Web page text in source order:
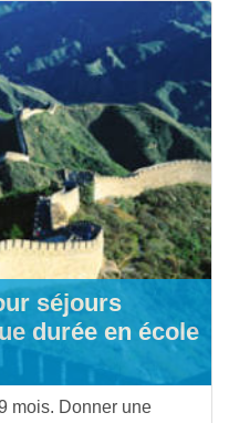
séjours
durée en école
mois. Donner une